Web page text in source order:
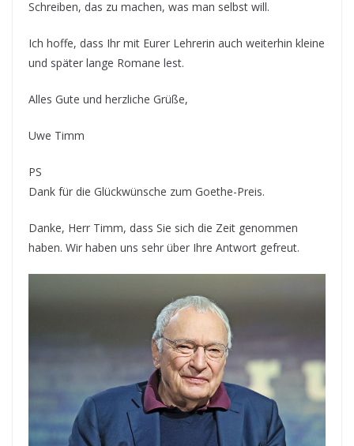
Schreiben, das zu machen, was man selbst will.
Ich hoffe, dass Ihr mit Eurer Lehrerin auch weiterhin kleine
und später lange Romane lest.
Alles Gute und herzliche Grüße,
Uwe Timm
PS
Dank für die Glückwünsche zum Goethe-Preis.
Danke, Herr Timm, dass Sie sich die Zeit genommen
haben. Wir haben uns sehr über Ihre Antwort gefreut.